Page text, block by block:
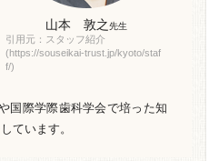
山本 敦之先生
引用元：スタッフ紹介
(https://souseikai-trust.jp/kyoto/staf
f/)
国際学際歯科学会で培った知
ています。